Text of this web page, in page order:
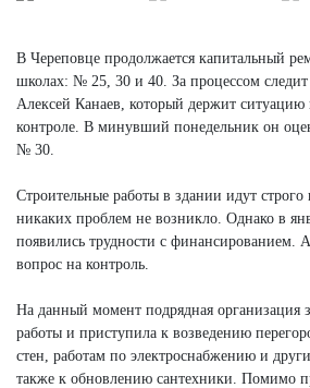
В Череповце продолжается капитальный
школах: № 25, 30 и 40. За процессом следит
Алексей Канаев, который держит ситуацию
контроле. В минувший понедельник он
№ 30.
Строительные работы в здании идут
никаких проблем не возникло. Однако в
появились трудности с финансированием.
вопрос на контроль.
На данный момент подрядная организация
работы и приступила к возведению
стен, работам по электроснабжению и
также к обновлению сантехники. Помимо